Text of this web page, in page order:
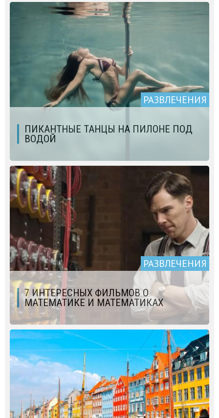
РАЗВЛЕЧЕНИЯ
ПИКАНТНЫЕ ТАНЦЫ НА ПИЛОНЕ ПОД
ВОДОЙ
РАЗВЛЕЧЕНИЯ
7 ИНТЕРЕСНЫХ ФИЛЬМОВ О
МАТЕМАТИКЕ И МАТЕМАТИКАХ